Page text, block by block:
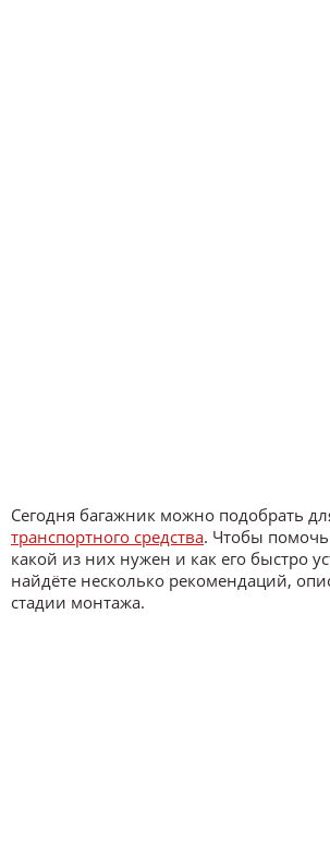
Сегодня багажник можно подобрать
транспортного средства. Чтобы
какой из них нужен и как его быстро
найдёте несколько рекомендаций,
стадии монтажа.